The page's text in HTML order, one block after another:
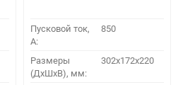
Пусковой ток,
A:
850
Размеры
(ДхШхВ), мм:
302x172x220